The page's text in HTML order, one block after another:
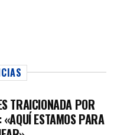
TRAICIONADA POR
«AQUÍ ESTAMOS PARA